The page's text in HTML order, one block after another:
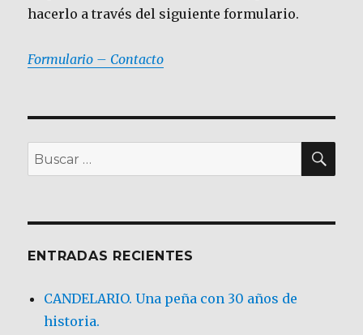
hacerlo a través del siguiente formulario.
Formulario – Contacto
Buscar
por:
ENTRADAS RECIENTES
CANDELARIO. Una peña con 30 años de
historia.